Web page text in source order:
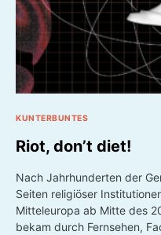
KUNTERBUNTES
Riot, don’t diet!
Nach Jahrhunderten der
Seiten religiöser
Mitteleuropa ab Mitte des
bekam durch Fernsehen,